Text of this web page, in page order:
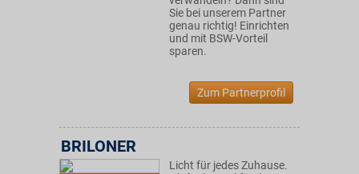
Sie bei unserem Partner
genau richtig! Einrichten
und mit BSW-Vorteil
sparen.
Zum Partnerprofil
BRILONER
Licht für jedes Zuhause.